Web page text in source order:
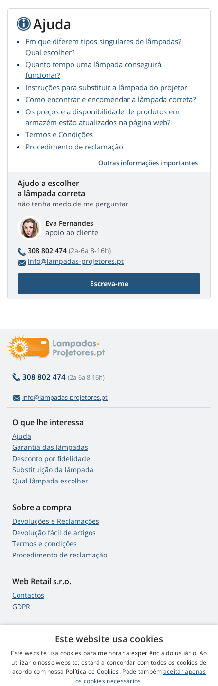
Ajuda
Em que diferem tipos singulares de lâmpadas?
Qual escolher?
Quanto tempo uma lâmpada conseguirá
funcionar?
Instruções para substituir a lâmpada do projetor
Como encontrar e encomendar a lâmpada correta?
Os preços e a disponibilidade de produtos em
armazém estão atualizados na página web?
Termos e Condições
Procedimento de reclamação
Outras informações importantes
Ajudo a escolher
a lâmpada correta
não tenha medo de me perguntar
Eva Fernandes
apoio ao cliente
308 802 474 (2a-6a 8-16h)
info@lampadas-projetores.pt
Escreva-me
308 802 474 (2a-6a 8-16h)
info@lampadas-projetores.pt
O que lhe interessa
Ajuda
Garantia das lâmpadas
Desconto por fidelidade
Substituição da lâmpada
Qual lâmpada escolher
Sobre a compra
Devoluções e Reclamações
Devolução fácil de artigos
Termos e condições
Procedimento de reclamação
Web Retail s.r.o.
Contactos
GDPR
4,9estrelas
545 comentários Google
Este website usa cookies
Este website usa cookies para melhorar a experiência do usuário. Ao
utilizar o nosso website, estará a concordar com todos os cookies de
acordo com nossa Política de Cookies. Pode também aceitar apenas
os cookies necessários.